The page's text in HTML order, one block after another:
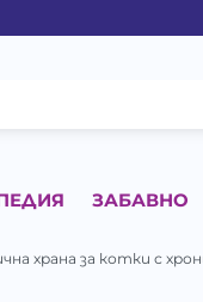
ЗАБАВНО
храна за котки с